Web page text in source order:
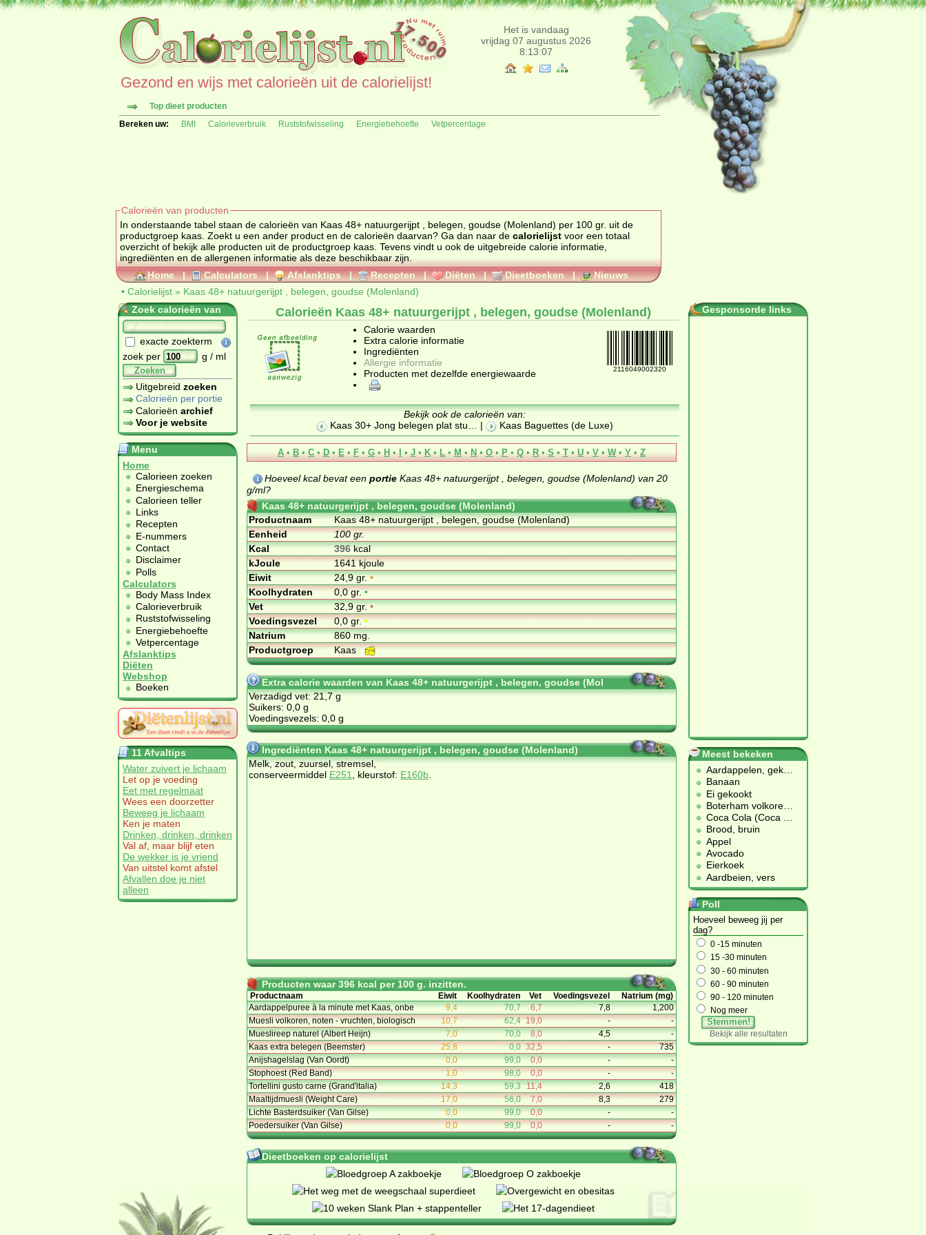
Het is vandaag
vrijdag 07 augustus 2026
8:13:07
Gezond en wijs met calorieën uit de calorielijst!
Top dieet producten
Bereken uw:
BMI Calorieverbruik Ruststofwisseling Energiebehoefte Vetpercentage
Calorieën van producten
In onderstaande tabel staan de calorieën van Kaas 48+ natuurgerijpt , belegen, goudse (Molenland) per 100 gr. uit de
productgroep kaas. Zoekt u een ander product en de calorieën daarvan? Ga dan naar de calorielijst voor een totaal
overzicht of bekijk alle producten uit de productgroep kaas
ingrediënten en de allergenen informatie als deze beschikbaar zijn.
Home | Calculators | Afslanktips | Recepten | Diëten | Dieetboeken |
Nieuws
• Calorielijst » Kaas 48+ natuurgerijpt , belegen, goudse (Molenland)
Zoek calorieën van
exacte zoekterm
zoek per
g / ml
Zoeken
Uitgebreid zoeken
Calorieën per portie
Calorieën archief
Voor je website
Menu
Home
Calorieen zoeken
Energieschema
Calorieen teller
Links
Recepten
E-nummers
Contact
Disclaimer
Polls
Calculators
Body Mass Index
Calorieverbruik
Ruststofwisseling
Energiebehoefte
Vetpercentage
Afslanktips
Diëten
Webshop
Boeken
11 Afvaltips
Water zuivert je lichaam
Let op je voeding
Eet met regelmaat
Wees een doorzetter
Beweeg je lichaam
Ken je maten
Drinken, drinken, drinken
Val af, maar blijf eten
De wekker is je vriend
Van uitstel komt afstel
Afvallen doe je niet
alleen
Calorieën Kaas 48+ natuurgerijpt , belegen, goudse (Molenland)
2116049002320
Calorie waarden
Extra calorie informatie
Ingrediënten
Allergie informatie
Producten met dezelfde energiewaarde
Bekijk ook de calorieën van:
Kaas 30+ Jong belegen plat stu… | Kaas Baguettes (de Luxe)
A • B • C • D • E • F • G • H • I • J • K • L • M • N • O • P • Q • R • S • T • U • V • W • Y • Z
Hoeveel kcal bevat een portie Kaas 48+ natuurgerijpt , belegen, goudse (Molenland) van 20
g/ml?
Kaas 48+ natuurgerijpt , belegen, goudse (Molenland)
Productnaam
Kaas 48+ natuurgerijpt , belegen, goudse (Molenland)
Eenheid
100 gr.
Kcal
396kcal
kJoule
1641 kjoule
Eiwit
24,9 gr.•
Koolhydraten
0,0 gr.•
Vet
32,9 gr.•
Voedingsvezel
0,0 gr.•
Natrium
860 mg.
Productgroep
Kaas
Extra calorie waarden van Kaas 48+ natuurgerijpt , belegen, goudse (Mol
Verzadigd vet: 21,7 g
Suikers: 0,0 g
Voedingsvezels: 0,0 g
Ingrediënten Kaas 48+ natuurgerijpt , belegen, goudse (Molenland)
Melk, zout, zuursel, stremsel,
conserveermiddel E251 , kleurstof: E160b
Producten waar 396 kcal per 100 g. inzitten.
Productnaam Eiwit Koolhydraten Vet Voedingsvezel
Natrium (mg)
Aardappelpuree à la minute met Kaas, onbe
9,4 70,7 6,7 7,8
1,200
Muesli volkoren, noten - vruchten, biologisch
10,7 62,4 19,0 -
-
Mueslireep naturel (Albert Heijn)
7,0 70,0 8,0 4,5
-
Kaas extra belegen (Beemster)
25,8 0,0 32,5 -
735
Anijshagelslag (Van Oordt)
0,0 99,0 0,0 -
-
Stophoest (Red Band)
1,0 98,0 0,0 -
-
Tortellini gusto carne (Grand'italia)
14,3 59,3 11,4 2,6
418
Maaltijdmuesli (Weight Care)
17,0 56,0 7,0 8,3
279
Lichte Basterdsuiker (Van Gilse)
0,0 99,0 0,0 -
-
Poedersuiker (Van Gilse)
0,0 99,0 0,0 - -
Dieetboeken op calorielijst
Gesponsorde links
Meest bekeken
Aardappelen, gek
Banaan
Ei gekookt
Boterham volkore
Coca Cola (Coca
Brood, bruin
Appel
Avocado
Eierkoek
Aardbeien, vers
Poll
Hoeveel beweeg jij per
dag?
0 -15 minuten
15 -30 minuten
30 - 60 minuten
60 - 90 minuten
90 - 120 minuten
Nog meer
Stemmen!
Bekijk alle resultaten